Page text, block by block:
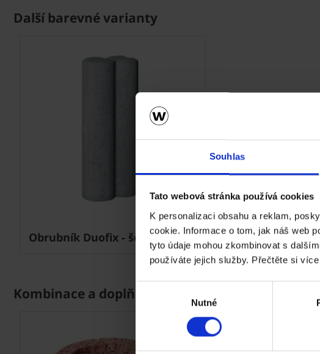
Souhlas
Tato webová stránka používá cookies
K personalizaci obsahu a reklam,
cookie. Informace o tom, jak náš web
tyto údaje mohou zkombinovat s
používáte jejich služby. Přečtěte si
Nutné
Další barevné varianty
Obrubník Duofix - šedá
Kombinace a doplňky